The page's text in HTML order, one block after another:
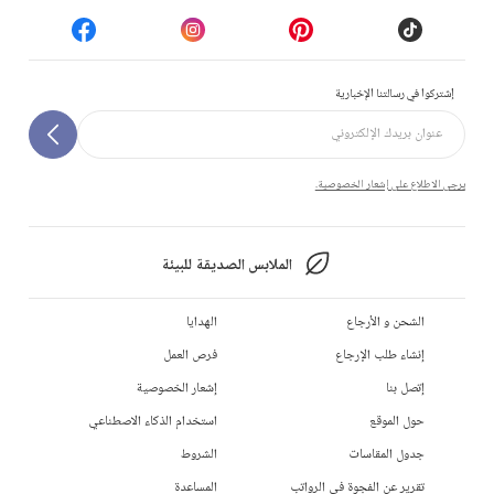
إشتركوا في رسالتنا الإخبارية
يرجى الاطلاع على إشعار الخصوصية.
الملابس الصديقة للبيئة
الشحن و الأرجاع
إنشاء طلب الإرجاع
إتصل بنا
حول الموقع
جدول المقاسات
تقرير عن الفجوة في الرواتب
الهدايا
فرص العمل
إشعار الخصوصية
استخدام الذكاء الاصطناعي
الشروط
المساعدة